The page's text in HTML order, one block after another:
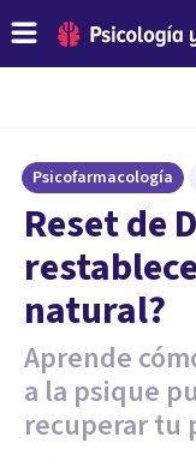
Psicofarmacología
Reset de
natural?
Aprende
a la psique
recuperar tu